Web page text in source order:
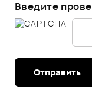
Введите
Отправить